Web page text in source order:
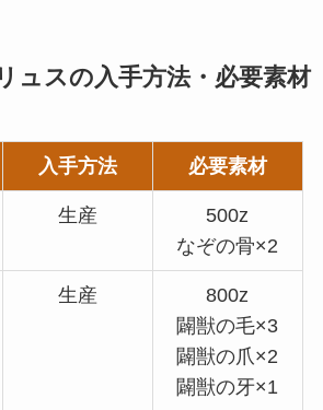
ュスの入手方法・必要素材
入手方法 必要素材
生産
500z
なぞの骨×2
生産
800z
闢獣の毛×3
闢獣の爪×2
闢獣の牙×1